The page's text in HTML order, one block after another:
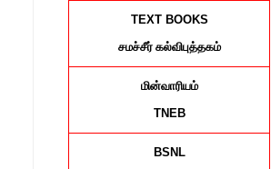
TEXT BOOKS
சமச்சீர் கல்விபுத்தகம்
மின்வாரியம்
TNEB
BSNL